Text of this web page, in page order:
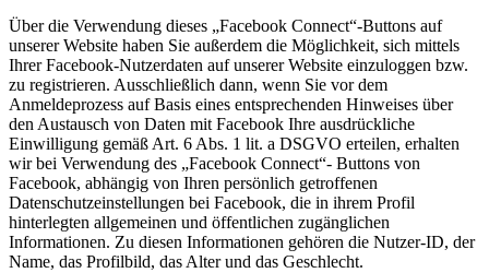
Über die Verwendung dieses „Facebook Connect“-Buttons auf
unserer Website haben Sie außerdem die Möglichkeit, sich mittels
Ihrer Facebook-Nutzerdaten auf unserer Website einzuloggen bzw.
zu registrieren. Ausschließlich dann, wenn Sie vor dem
Anmeldeprozess auf Basis eines entsprechenden Hinweises über
den Austausch von Daten mit Facebook Ihre ausdrückliche
Einwilligung gemäß Art. 6 Abs. 1 lit. a DSGVO erteilen, erhalten
wir bei Verwendung des „Facebook Connect“- Buttons von
Facebook, abhängig von Ihren persönlich getroffenen
Datenschutzeinstellungen bei Facebook, die in ihrem Profil
hinterlegten allgemeinen und öffentlichen zugänglichen
Informationen. Zu diesen Informationen gehören die Nutzer-ID, der
Name, das Profilbild, das Alter und das Geschlecht.